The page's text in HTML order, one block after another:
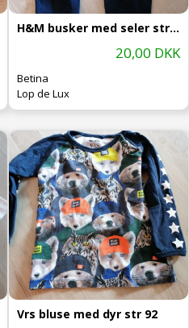
H&M busker med seler str 92
20,00 DKK
Betina
Lop de Lux
Vrs bluse med dyr str 92